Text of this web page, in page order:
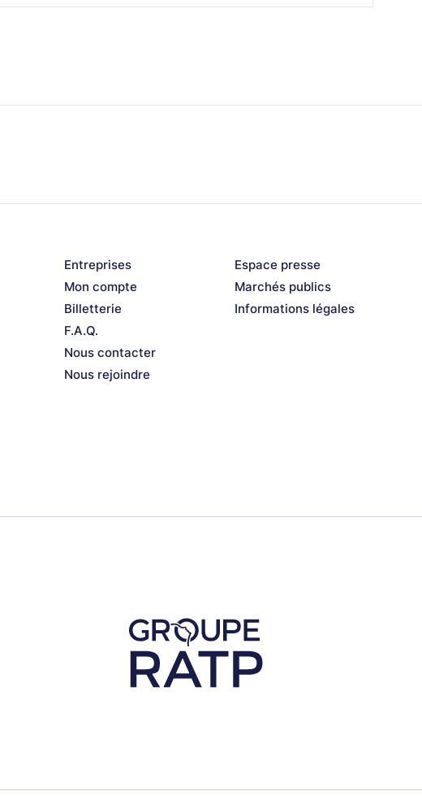
Entreprises
Mon compte
Billetterie
F.A.Q.
Nous contacter
Nous rejoindre
Espace presse
Marchés publics
Informations légales